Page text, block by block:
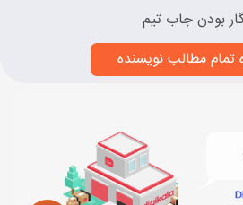
بودن جاب تیم
مطالب نویسنده